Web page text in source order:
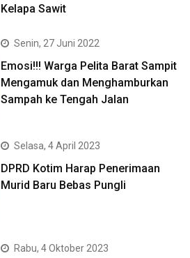
Kelapa Sawit
Senin, 27 Juni 2022
Emosi!!! Warga Pelita Barat Sampit
Mengamuk dan Menghamburkan
Sampah ke Tengah Jalan
Selasa, 4 April 2023
DPRD Kotim Harap Penerimaan
Murid Baru Bebas Pungli
Rabu, 4 Oktober 2023